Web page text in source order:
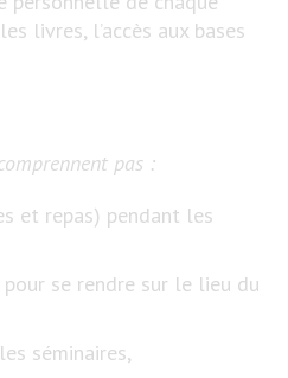
livres, l’accès aux bases
pas :
et repas) pendant les
se rendre sur le lieu du
séminaires,